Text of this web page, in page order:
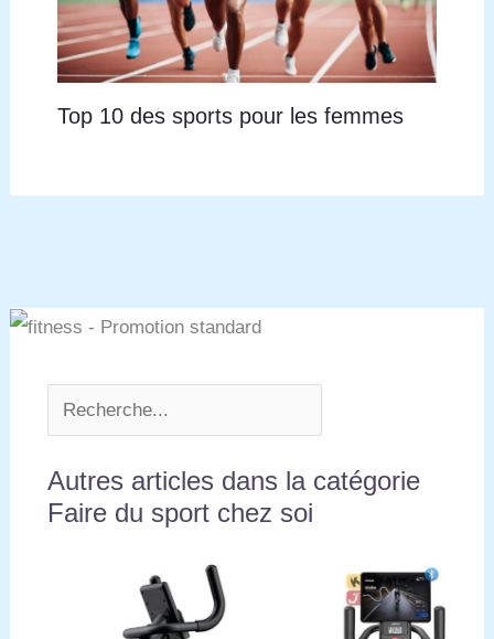
Top 10 des sports pour les femmes
Autres articles dans la catégorie
Faire du sport chez soi